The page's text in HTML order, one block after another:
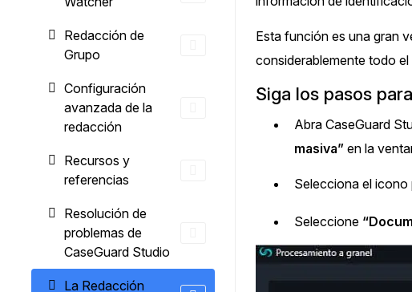
miles
Redacción de
Grupo
Configuración
avanzada de la
redacción
Recursos y
referencias
Resolución de
problemas de
CaseGuard Studio
La Redacción
Esta función es una gran
considerablemente todo
Siga los pasos
Abra CaseGuard
masiva”en la
Selecciona el
Seleccione